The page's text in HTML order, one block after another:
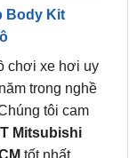
chơi xe hơi uy
trong nghề
tôi cam
Mitsubishi
tốt nhất,